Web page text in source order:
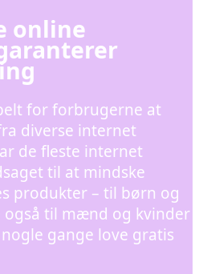
online
for forbrugerne at
diverse internet
de fleste internet
til at mindske
produkter – til børn og
også til mænd og kvinder
gange love gratis